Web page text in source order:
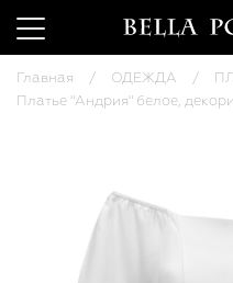
Главная ОДЕЖДА
Платье "Андрия" белое,